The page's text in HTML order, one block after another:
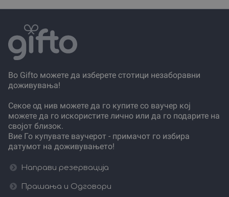
Во Gifto можете да изберете стотици незаборавни
доживувања!
Секое од нив можете да го купите со ваучер кој
можете да го искористите лично или да го подарите на
својот близок.
Вие Го купувате ваучерот - примачот го избира
датумот на доживувањето!
Направи резервација
Прашања и Одговори